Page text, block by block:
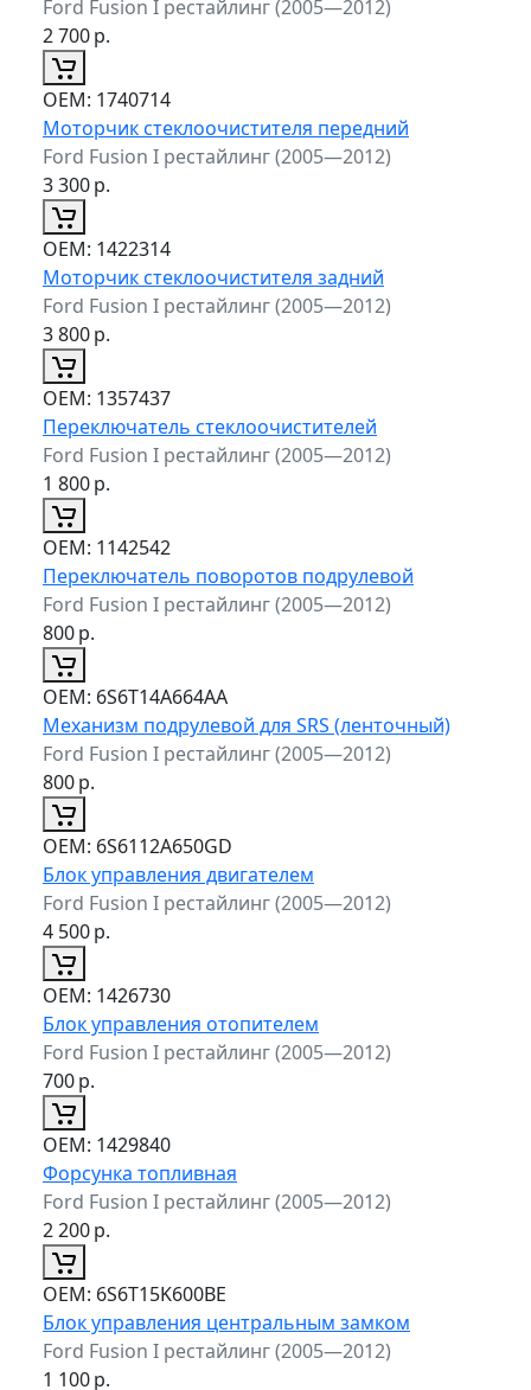
Ford Fusion I рестайлинг (2005—2012)
2 700р.
ОЕМ: 1740714
Моторчик стеклоочистителя передний
Ford Fusion I рестайлинг (2005—2012)
3 300р.
ОЕМ: 1422314
Моторчик стеклоочистителя задний
Ford Fusion I рестайлинг (2005—2012)
3 800р.
ОЕМ: 1357437
Переключатель стеклоочистителей
Ford Fusion I рестайлинг (2005—2012)
1 800р.
ОЕМ: 1142542
Переключатель поворотов подрулевой
Ford Fusion I рестайлинг (2005—2012)
800р.
ОЕМ: 6S6T14A664AA
Механизм подрулевой для SRS (ленточный)
Ford Fusion I рестайлинг (2005—2012)
800р.
ОЕМ: 6S6112A650GD
Блок управления двигателем
Ford Fusion I рестайлинг (2005—2012)
4 500р.
ОЕМ: 1426730
Блок управления отопителем
Ford Fusion I рестайлинг (2005—2012)
700р.
ОЕМ: 1429840
Форсунка топливная
Ford Fusion I рестайлинг (2005—2012)
2 200р.
ОЕМ: 6S6T15K600BE
Блок управления центральным замком
Ford Fusion I рестайлинг (2005—2012)
1 100р.